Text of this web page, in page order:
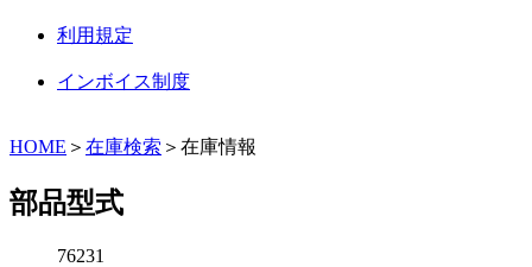
利用規定
インボイス制度
HOME ＞ 在庫検索 ＞在庫情報
部品型式
76231